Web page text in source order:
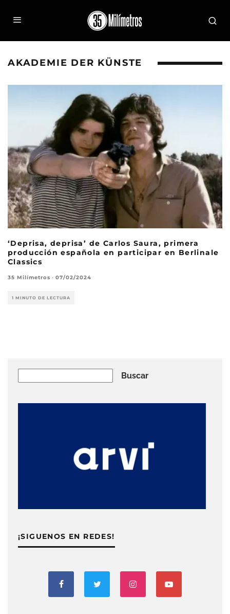
AKADEMIE DER KÜNSTE
‘Deprisa, deprisa’ de Carlos Saura, primera
producción española en participar en Berlinale
Classics
35 Milímetros · 07/02/2024
1 MINUTO DE LECTURA
Buscar
¡SIGUENOS EN REDES!